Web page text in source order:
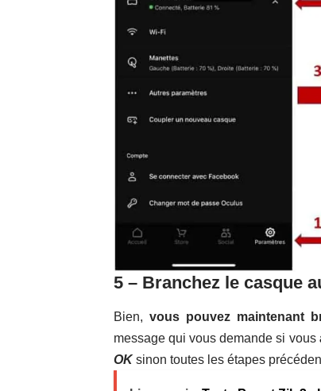
5 – Branchez le casque
Bien,vous pouvez maintenant
message qui vous demande si vous
OK sinon toutes les étapes